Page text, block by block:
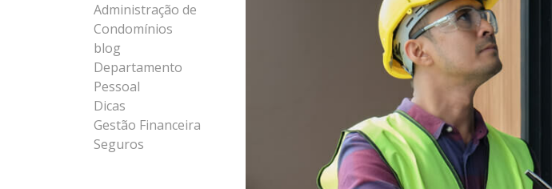
Administração de
Condomínios
blog
Departamento
Pessoal
Dicas
Gestão Financeira
Seguros